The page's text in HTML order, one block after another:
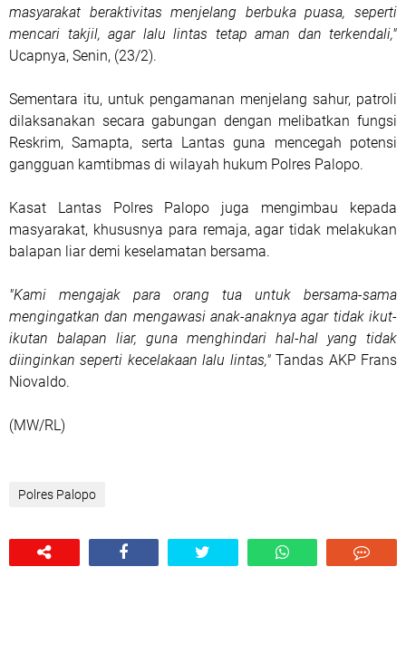
masyarakat beraktivitas menjelang berbuka puasa, seperti
mencari takjil, agar lalu lintas tetap aman dan terkendali,"
Ucapnya, Senin, (23/2).
Sementara itu, untuk pengamanan menjelang sahur, patroli
dilaksanakan secara gabungan dengan melibatkan fungsi
Reskrim, Samapta, serta Lantas guna mencegah potensi
gangguan kamtibmas di wilayah hukum Polres Palopo.
Kasat Lantas Polres Palopo juga mengimbau kepada
masyarakat, khususnya para remaja, agar tidak melakukan
balapan liar demi keselamatan bersama.
"Kami mengajak para orang tua untuk bersama-sama
mengingatkan dan mengawasi anak-anaknya agar tidak ikut-
ikutan balapan liar, guna menghindari hal-hal yang tidak
diinginkan seperti kecelakaan lalu lintas,"Tandas AKP Frans
Niovaldo.
(MW/RL)
Polres Palopo